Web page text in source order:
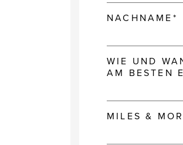
NACHNAME*
WIE UND
AM BESTEN
MILES &